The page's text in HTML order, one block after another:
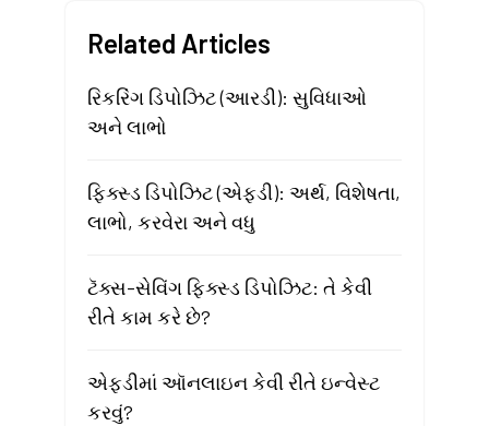
Related Articles
રિકરિંગ ડિપોઝિટ (આરડી): સુવિધાઓ
અને લાભો
ફિક્સ્ડ ડિપોઝિટ (એફડી): અર્થ, વિશેષતા,
લાભો, કરવેરા અને વધુ
ટૅક્સ-સેવિંગ ફિક્સ્ડ ડિપોઝિટ: તે કેવી
રીતે કામ કરે છે?
એફડીમાં ઑનલાઇન કેવી રીતે ઇન્વેસ્ટ
કરવું?